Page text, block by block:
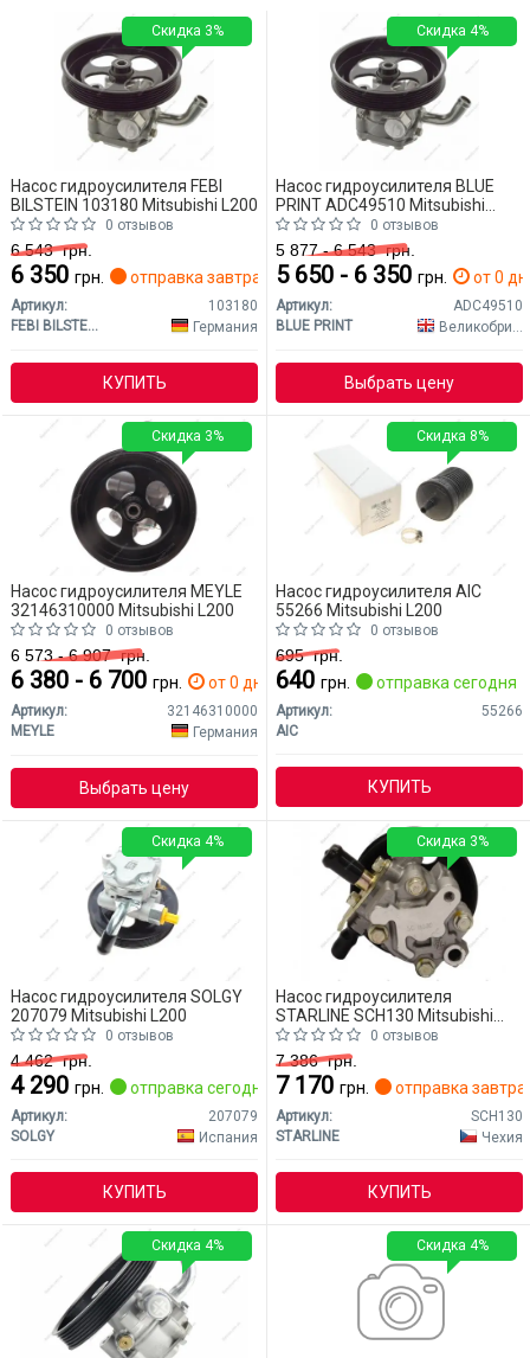
Насос гидроусилителя FEBI
BILSTEIN 103180 Mitsubishi L200
0 отзывов
6 543грн.
6 350 грн. отправка завтра
Артикул:
103180
FEBI BILSTEIN
Германия
КУПИТЬ
Скидка 3%
Насос гидроусилителя BLUE
PRINT ADC49510 Mitsubishi
L200
0 отзывов
5 877 - 6 543грн.
5 650 - 6 350 грн. от 0 дн.
Артикул:
ADC49510
BLUE PRINT
Великобритания
Выбрать цену
Скидка 4%
Насос гидроусилителя MEYLE
32146310000 Mitsubishi L200
0 отзывов
6 573 - 6 907грн.
6 380 - 6 700 грн. от 0 дн.
Артикул:
32146310000
MEYLE
Германия
Выбрать цену
Скидка 3%
Насос гидроусилителя AIC
55266 Mitsubishi L200
0 отзывов
695грн.
640 грн. отправка сегодня
Артикул:
55266
AIC
КУПИТЬ
Скидка 8%
Насос гидроусилителя SOLGY
207079 Mitsubishi L200
0 отзывов
4 462грн.
4 290 грн. отправка сегодня
Артикул:
207079
SOLGY
Испания
КУПИТЬ
Скидка 4%
Насос гидроусилителя
STARLINE SCH130 Mitsubishi
L200
0 отзывов
7 386грн.
7 170 грн. отправка завтра
Артикул:
SCH130
STARLINE
Чехия
КУПИТЬ
Скидка 3%
Скидка 4% Скидка 4%